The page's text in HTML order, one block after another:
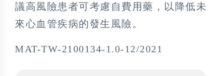
議高風險患者可考慮自費用藥，以降低未
來心血管疾病的發生風險。
MAT-TW-2100134-1.0-12/2021